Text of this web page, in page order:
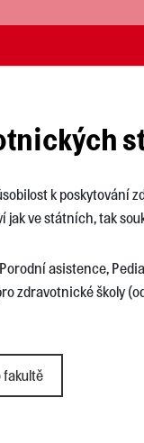
k poskytování
jak ve státních, tak
asistence,
zdravotnické školy
fakultě